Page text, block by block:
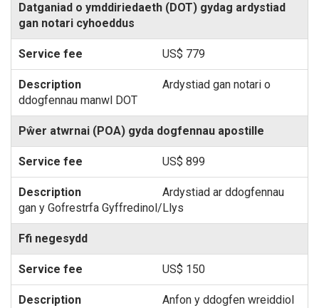
Datganiad o ymddiriedaeth (DOT) gydag ardystiad
gan notari cyhoeddus
US$ 779
Ardystiad gan notari o
ddogfennau manwl DOT
Pŵer atwrnai (POA) gyda dogfennau apostille
US$ 899
Ardystiad ar ddogfennau
gan y Gofrestrfa Gyffredinol/Llys
Ffi negesydd
US$ 150
Anfon y ddogfen wreiddiol